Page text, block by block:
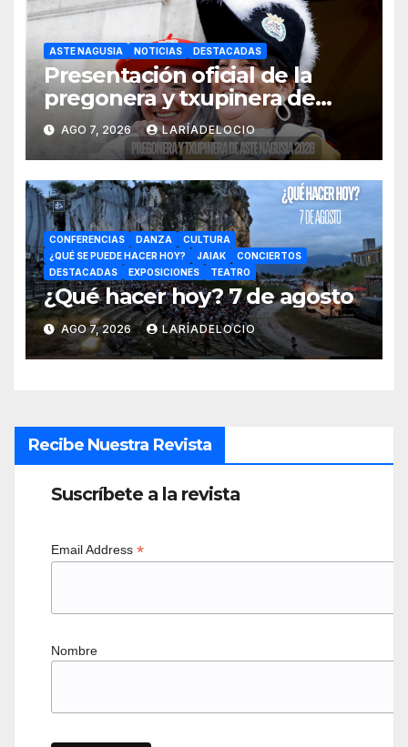
ASTE NAGUSIA NOTICIAS DESTACADAS
Presentación oficial de la
pregonera y txupinera de
Aste Nagusia 2026
AGO 7, 2026 LARÍADELOCIO
CONFERENCIAS DANZA
CULTURA
¿QUÉ SE PUEDE HACER HOY?
JAIAK
CONCIERTOS
DESTACADAS
EXPOSICIONES TEATRO
¿Qué hacer hoy? 7 de agosto
AGO 7, 2026 LARÍADELOCIO
Recibe Nuestra Revista
Suscríbete a la revista
Email Address *
Nombre